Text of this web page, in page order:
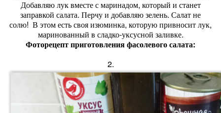
Добавляю лук вместе с маринадом, который и станет
заправкой салата. Перчу и добавляю зелень. Салат не
солю! В этом есть своя изюминка, которую привносит лук,
маринованный в сладко-уксусной заливке.
Фоторецепт приготовления фасолевого салата:
2.